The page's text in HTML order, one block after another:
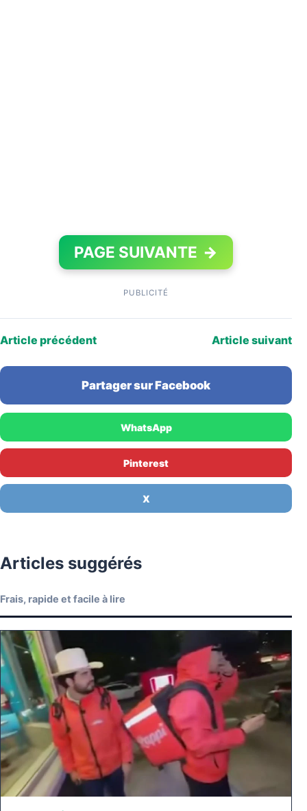
PAGE SUIVANTE →
PUBLICITÉ
Article précédent Article suivant
Partager sur Facebook
WhatsApp
Pinterest
X
Articles suggérés
Frais, rapide et facile à lire